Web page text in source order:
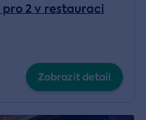
2 v restauraci
Zobrazit detail